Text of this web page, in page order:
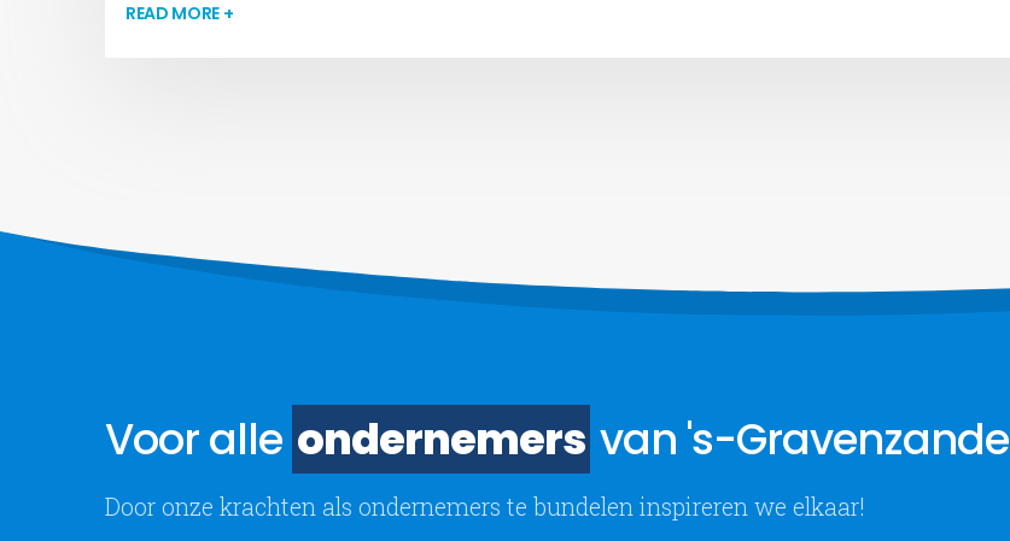
READ MORE +
Voor alle ondernemers van 's-Gravenzande
Door onze krachten als ondernemers te bundelen inspireren we elkaar!